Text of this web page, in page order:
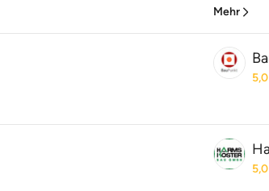
Mehr
5,0
5,0